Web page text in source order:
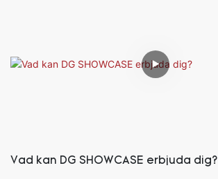
Vad kan DG SHOWCASE erbjuda dig?